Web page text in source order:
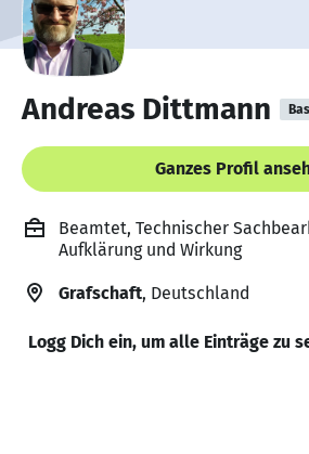
Andreas Dittmann
Ganzes Profil
Beamtet, Technischer
Aufklärung und Wirkung
Grafschaft, Deutschland
Logg Dich ein, um alle Einträge zu